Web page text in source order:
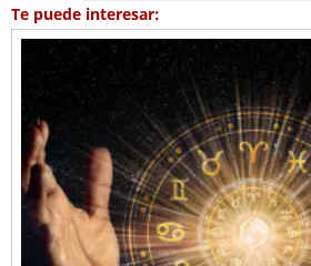
Te puede interesar: